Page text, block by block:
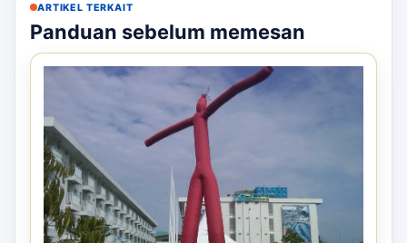
ARTIKEL TERKAIT
Panduan sebelum memesan